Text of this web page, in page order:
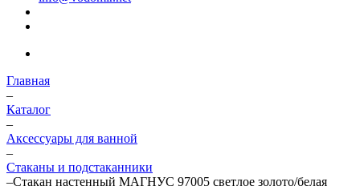
Главная
–
Каталог
–
Аксессуары для ванной
–
Стаканы и подстаканники
–Стакан настенный МАГНУС 97005 светлое золото/белая